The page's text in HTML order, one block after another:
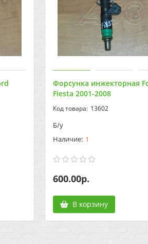
Форсунка инжекторная
Fiesta 2001-2008
13602
Б/у
1
600.00р.
В корзину